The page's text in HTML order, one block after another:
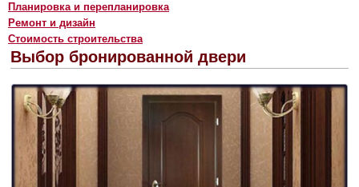
Планировка и перепланировка
Ремонт и дизайн
Стоимость строительства
Выбор бронированной двери